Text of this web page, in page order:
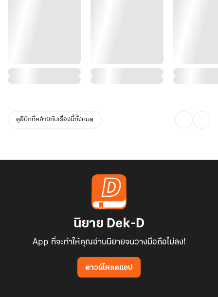
ดูอีบุ๊กที่คล้ายกับเรื่องนี้ทั้งหมด
นิยาย Dek-D
App ที่จะทำให้คุณอ่านนิยายจนวางมือถือไม่ลง!
ดาวน์โหลดแอป